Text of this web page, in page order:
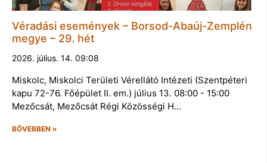
Véradási események – Borsod-Abaúj-Zemplén
megye – 29. hét
2026. július. 14. 09:08
Miskolc, Miskolci Területi Vérellátó Intézeti (Szentpéteri
kapu 72-76. Főépület II. em.) július 13. 08:00 - 15:00
Mezőcsát, Mezőcsát Régi Közösségi H…
BŐVEBBEN »